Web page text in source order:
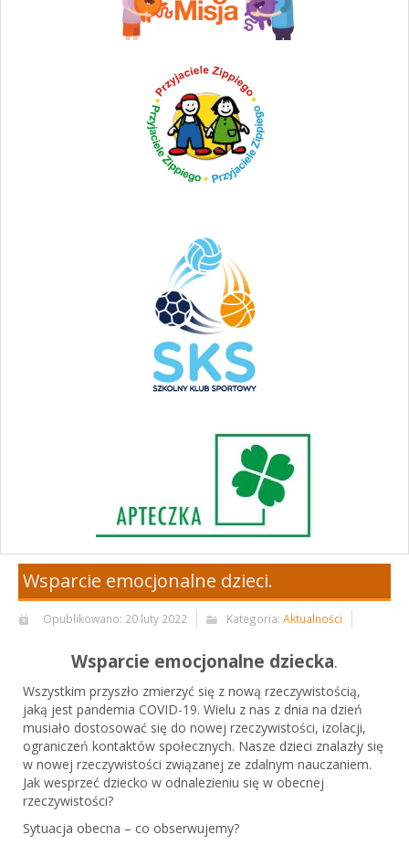
Wsparcie emocjonalne dzieci.
Opublikowano: 20 luty 2022 Kategoria: Aktualności
Wsparcie emocjonalne dziecka.
Wszystkim przyszło zmierzyć się z nową rzeczywistością,
jaką jest pandemia COVID-19. Wielu z nas z dnia na dzień
musiało dostosować się do nowej rzeczywistości, izolacji,
ograniczeń kontaktów społecznych. Nasze dzieci znalazły się
w nowej rzeczywistości związanej ze zdalnym nauczaniem.
Jak wesprzeć dziecko w odnalezieniu się w obecnej
rzeczywistości?
Sytuacja obecna – co obserwujemy?